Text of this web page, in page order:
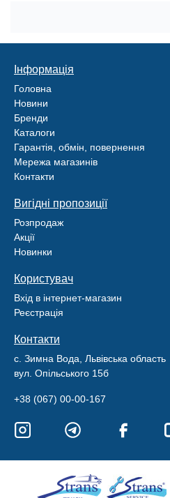
Інформація
Головна
Новини
Бренди
Каталоги
Гарантія, обмін, повернення
Мережа магазинів
Контакти
Вигідні пропозиції
Розпродаж
Акції
Новинки
Користувач
Вхід в інтернет-магазин
Реєстрація
Контакти
с. Зимна Вода, Львівська область
вул. Опільського 15б
+38 (067) 00-00-167